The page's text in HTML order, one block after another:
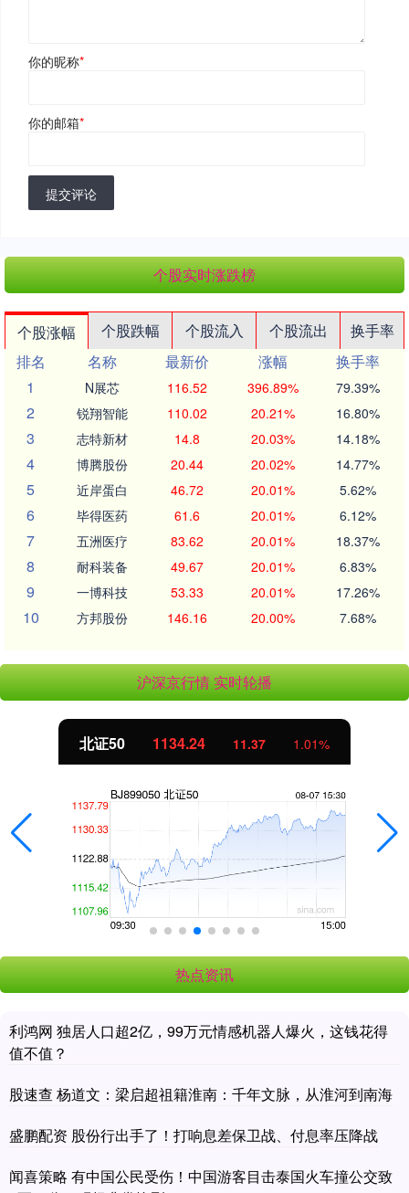
你的昵称*
你的邮箱*
提交评论
个股实时涨跌榜
个股涨幅 个股跌幅 个股流入 个股流出
换手率
排名
名称 最新价 涨幅
换手率
1
N展芯 116.52 396.89% 79.39%
2 锐翔智能 110.02 20.21% 16.80%
3 志特新材 14.8 20.03% 14.18%
4 博腾股份 20.44 20.02% 14.77%
5 近岸蛋白 46.72 20.01% 5.62%
6 毕得医药 61.6 20.01% 6.12%
7 五洲医疗 83.62 20.01% 18.37%
8 耐科装备 49.67 20.01% 6.83%
9 一博科技 53.33 20.01% 17.26%
10 方邦股份 146.16 20.00% 7.68%
沪深京行情 实时轮播
北证50 1134.24 11.37 1.01%
热点资讯
利鸿网 独居人口超2亿，99万元情感机器人爆火，这钱花得
值不值？
股速查 杨道文：梁启超祖籍淮南：千年文脉，从淮河到南海
盛鹏配资 股份行出手了！打响息差保卫战、付息率压降战
闻喜策略 有中国公民受伤！中国游客目击泰国火车撞公交致